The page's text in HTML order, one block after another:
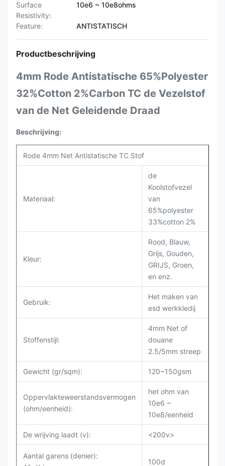
Surface
Resistivity:
10e6 ~ 10e8ohms
Feature: ANTISTATISCH
Productbeschrijving
4mm Rode Antistatische 65%Polyester
32%Cotton 2%Carbon TC de Vezelstof
van de Net Geleidende Draad
Beschrijving:
Rode 4mm Net Antistatische TC Stof
Materiaal:
de
Koolstofvezel
van
65%polyester
33%cotton 2%
Kleur:
Rood, Blauw,
Grijs, Gouden,
GRIJS, Groen,
en enz.
Gebruik:
Het maken van
esd werkkledij
Stoffenstijl:
4mm Net of
douane
2.5/5mm streep
Gewicht (gr/sqm): 120~150gsm
Oppervlakteweerstandsvermogen
(ohm/eenheid):
het ohm van
10e6 ~
10e8/eenheid
De wrijving laadt (v): <200v>
Aantal garens (denier):
100d